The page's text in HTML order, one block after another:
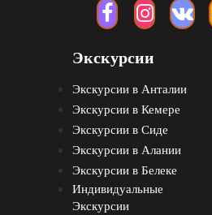
Экскурсии в Анталии
Экскурсии в Кемере
Экскурсии в Сиде
Экскурсии в Алании
Экскурсии в Белеке
Индивидуальные
Экскурсии
Экскурсии